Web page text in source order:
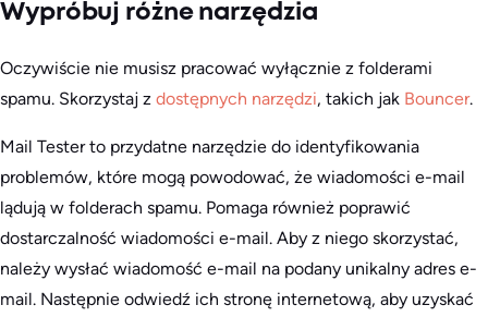
Wypróbuj różne narzędzia
Oczywiście nie musisz pracować wyłącznie z folderami
spamu. Skorzystaj z dostępnych narzędzi, takich jak Bouncer.
Mail Tester to przydatne narzędzie do identyfikowania
problemów, które mogą powodować, że wiadomości e-mail
lądują w folderach spamu. Pomaga również poprawić
dostarczalność wiadomości e-mail. Aby z niego skorzystać,
należy wysłać wiadomość e-mail na podany unikalny adres e-
mail. Następnie odwiedź ich stronę internetową, aby uzyskać